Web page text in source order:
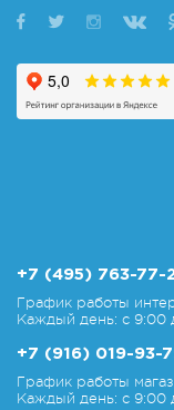
+7 (495) 763-77-
График работы
Каждый день: с 9:00
+7 (916) 019-93-
График работы
Каждый день: с 9:00